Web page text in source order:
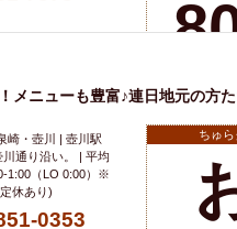
※有効期限
メニューも豊富♪連日地元の方
崎・壺川 | 壺川駅
通り沿い。 | 平均
1:00（LO 0:00）※
休あり)
0353
ちゅ